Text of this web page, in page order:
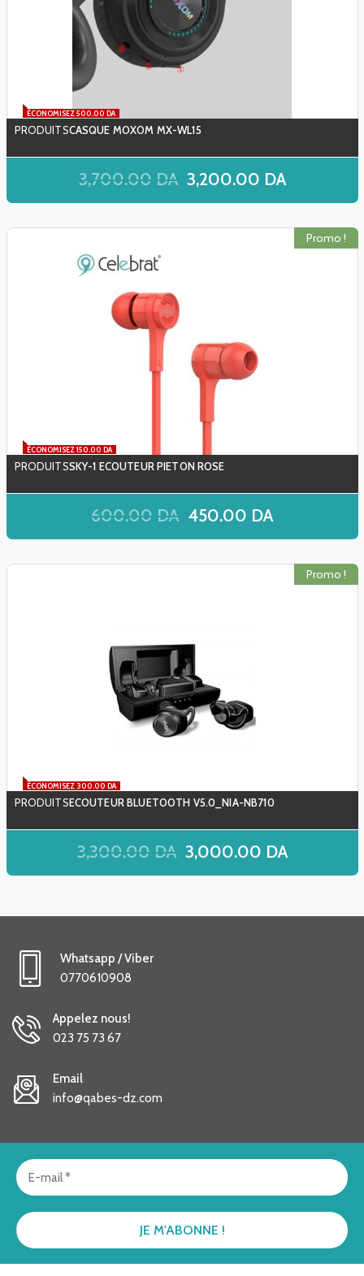
ÉCONOMISEZ 500.00 DA
CASQUE MOXOM MX-WL15
3,700.00 DA 3,200.00 DA
ÉCONOMISEZ 150.00 DA
Promo !
SKY-1 ECOUTEUR PIETON ROSE
600.00 DA 450.00 DA
ÉCONOMISEZ 300.00 DA
Promo !
ECOUTEUR BLUETOOTH V5.0_NIA-NB710
3,300.00 DA 3,000.00 DA
Whatsapp / Viber
0770610908
Appelez nous!
023 75 73 67
Email
info@qabes-dz.com